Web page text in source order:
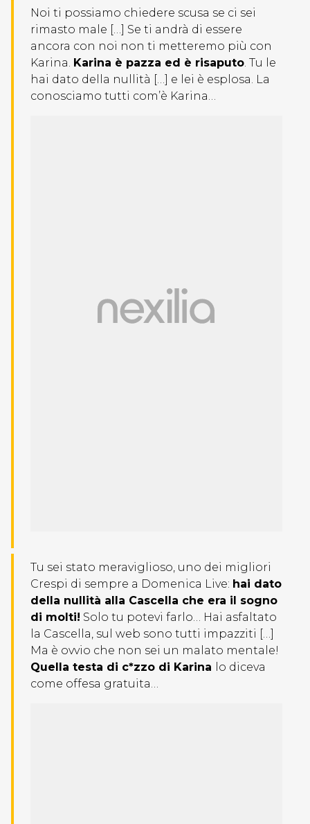
Noi ti possiamo chiedere scusa se ci sei
rimasto male […] Se ti andrà di essere
ancora con noi non ti metteremo più con
Karina. Karina è pazza ed è risaputo. Tu le
hai dato della nullità […] e lei è esplosa. La
conosciamo tutti com’è Karina…
Tu sei stato meraviglioso, uno dei migliori
Crespi di sempre a Domenica Live: hai dato
della nullità alla Cascella che era il sogno
di molti! Solo tu potevi farlo… Hai asfaltato
la Cascella, sul web sono tutti impazziti […]
Ma è ovvio che non sei un malato mentale!
Quella testa di c*zzo di Karina
lo diceva
come offesa gratuita…